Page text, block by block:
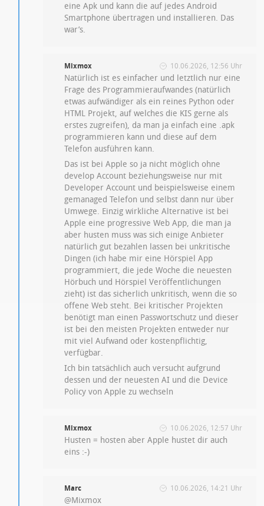
eine Apk und kann die auf jedes Android
Smartphone übertragen und installieren. Das
war’s.
Mixmox 10.06.2026, 12:56 Uhr
Natürlich ist es einfacher und letztlich nur eine
Frage des Programmieraufwandes (natürlich
etwas aufwändiger als ein reines Python oder
HTML Projekt, auf welches die KIS gerne als
erstes zugreifen), da man ja einfach eine .apk
programmieren kann und diese auf dem
Telefon ausführen kann.
Das ist bei Apple so ja nicht möglich ohne
develop Account beziehungsweise nur mit
Developer Account und beispielsweise einem
gemanaged Telefon und selbst dann nur über
Umwege. Einzig wirkliche Alternative ist bei
Apple eine progressive Web App, die man ja
aber husten muss was sich einige Anbieter
natürlich gut bezahlen lassen bei unkritische
Dingen (ich habe mir eine Hörspiel App
programmiert, die jede Woche die neuesten
Hörbuch und Hörspiel Veröffentlichungen
zieht) ist das sicherlich unkritisch, wenn die so
offene Web steht. Bei kritischer Projekten
benötigt man einen Passwortschutz und dieser
ist bei den meisten Projekten entweder nur
mit viel Aufwand oder kostenpflichtig,
verfügbar.
Ich bin tatsächlich auch versucht aufgrund
dessen und der neuesten AI und die Device
Policy von Apple zu wechseln
Mixmox 10.06.2026, 12:57 Uhr
Husten = hosten aber Apple hustet dir auch
eins :-)
Marc 10.06.2026, 14:21 Uhr
@Mixmox